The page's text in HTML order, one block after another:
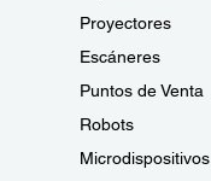
Proyectores
Escáneres
Puntos de Venta
Robots
Microdispositivos